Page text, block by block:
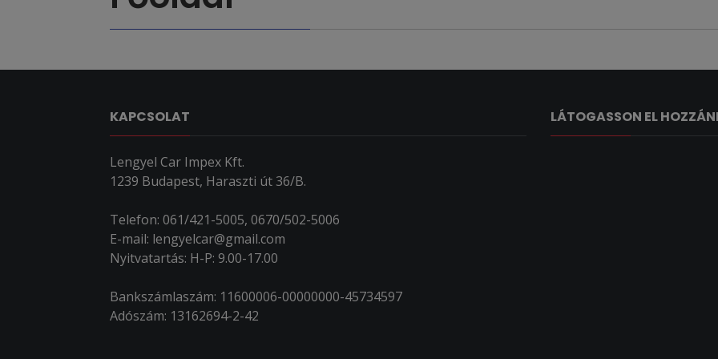
KAPCSOLAT
Lengyel Car Impex Kft.
1239 Budapest, Haraszti út 36/B.
Telefon: 061/421-5005, 0670/502-5006
E-mail: lengyelcar@gmail.com
Nyitvatartás: H-P: 9.00-17.00
Bankszámlaszám: 11600006-00000000-45734597
Adószám: 13162694-2-42
LÁTOGASSON EL